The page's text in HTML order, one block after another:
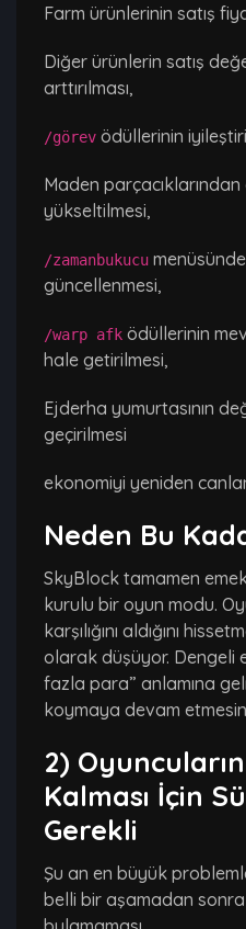
Farm ürünlerinin satış
Diğer ürünlerin satış
arttırılması,
/görev ödüllerinin
Maden parçacıklarından
yükseltilmesi,
/zamanbukucu
güncellenmesi,
/warp afk ödüllerinin
hale getirilmesi,
Ejderha yumurtasının
geçirilmesi
ekonomiyi yeniden
Neden Bu
SkyBlock tamamen
kurulu bir oyun modu.
karşılığını aldığını
olarak düşüyor. Dengeli
fazla para” anlamına
koymaya devam
2)
Kalması İçin
Gerekli
Şu an en büyük
belli bir aşamadan